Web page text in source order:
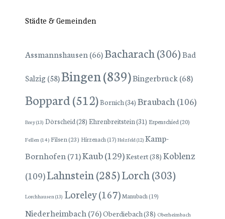
Städte & Gemeinden
Assmannshausen (66)Bacharach(306)Bad
Salzig(58)Bingen(839)Bingerbrück(68)
Boppard (512)Bornich(34) Braubach (106)
Brey(13) Dörscheid(28) Ehrenbreitstein(31) Espenschied (20)
Fellen (14) Filsen(23) Hirzenach (17) Holzfeld (12) Kamp-
Bornhofen (71)Kaub(129)Kestert(38) Koblenz
(109)Lahnstein(285)Lorch(303)
Lorchhausen (13) Loreley(167)Manubach (19)
Niederheimbach (76)Oberdiebach(38) Oberheimbach